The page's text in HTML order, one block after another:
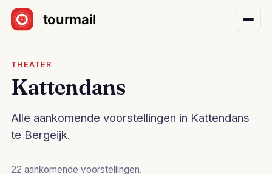
Sla navigatie over
THEATER
Kattendans
Alle aankomende voorstellingen in Kattendans
te Bergeijk.
22 aankomende voorstellingen.